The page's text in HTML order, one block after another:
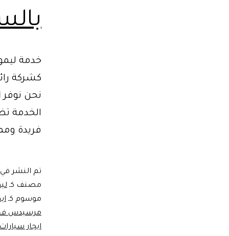
بالسائق
خدمة
كشركة
نحن
الخدمة
فريدة
تم النشر في
مصنف كـ
موسوم كـ
مرسيدس
ايجار